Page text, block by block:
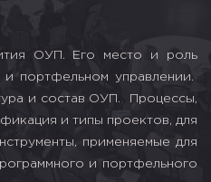
ОУП. Его место и роль
портфельном управлении.
и состав ОУП. Процессы,
и типы проектов, для
применяемые для
и портфельного